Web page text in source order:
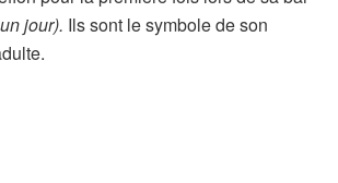
jour). Ils sont le symbole de son